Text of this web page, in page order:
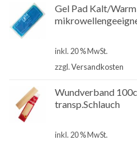
Gel Pad Kalt/
inkl. 20 % MwSt.
zzgl.Versandkosten
Wundverband
transp.Schlauch
inkl. 20 % MwSt.